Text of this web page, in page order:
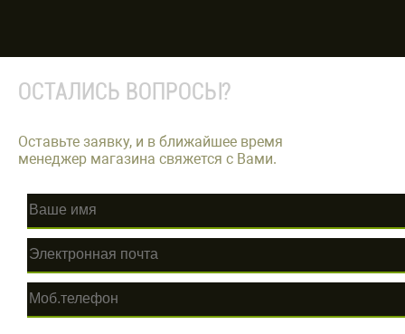
ОСТАЛИСЬ ВОПРОСЫ?
Оставьте заявку, и в ближайшее время
менеджер магазина свяжется с Вами.